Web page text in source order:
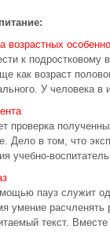
возрастных
к подростковому
как возраст
У человека в
проверка
Дело в том, что
учебно-
пауз служит
умение
текст.